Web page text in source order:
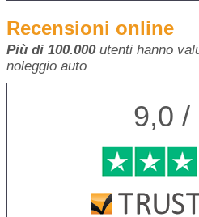
Recensioni online
Più di 100.000utenti hanno
noleggio auto
9,0 /